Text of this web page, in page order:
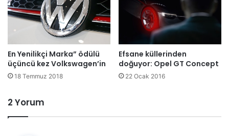
En Yenilikçi Marka” ödülü
üçüncü kez Volkswagen’in
18 Temmuz 2018
Efsane küllerinden
doğuyor: Opel GT Concept
22 Ocak 2016
2 Yorum